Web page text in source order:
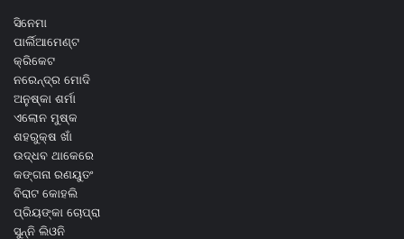
ସିନେମା
ପାର୍ଲିଆମେଣ୍ଟ
କ୍ରିକେଟ
ନରେନ୍ଦ୍ର ମୋଦି
ଅନୁଷ୍କା ଶର୍ମା
ଏଲୋନ ମୁଷ୍କ
ଶହରୁକ୍ଷ ଖାଁ
ଉଦ୍ଧବ ଥାକେରେ
କଙ୍ଗନା ରଣୟୁତଂ
ବିରାଟ କୋହଲି
ପ୍ରିୟଙ୍କା ଚୋପ୍ରା
ସୁନ୍ନି ଲିଓନି